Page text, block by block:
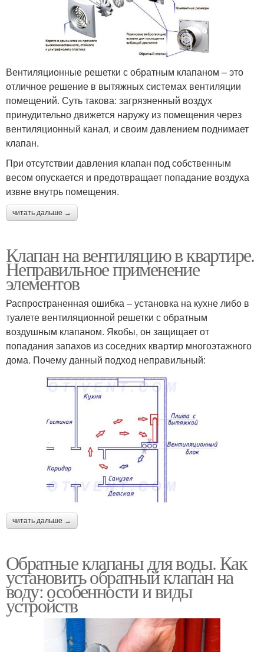
Вентиляционные решетки с обратным клапаном – это
отличное решение в вытяжных системах вентиляции
помещений. Суть такова: загрязненный воздух
принудительно движется наружу из помещения через
вентиляционный канал, и своим давлением поднимает
клапан.
При отсутствии давления клапан под собственным
весом опускается и предотвращает попадание воздуха
извне внутрь помещения.
читать дальше →
Клапан на вентиляцию в квартире.
Неправильное применение
элементов
Распространенная ошибка – установка на кухне либо в
туалете вентиляционной решетки с обратным
воздушным клапаном. Якобы, он защищает от
попадания запахов из соседних квартир многоэтажного
дома. Почему данный подход неправильный:
читать дальше →
Обратные клапаны для воды. Как
установить обратный клапан на
воду: особенности и виды
устройств